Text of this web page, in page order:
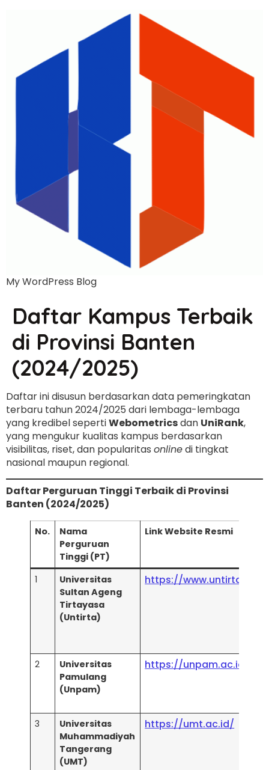
My WordPress Blog
Daftar Kampus Terbaik
di Provinsi Banten
(2024/2025)
Daftar ini disusun berdasarkan data pemeringkatan
terbaru tahun 2024/2025 dari lembaga-lembaga
yang kredibel sepertiWebometricsdan UniRank,
yang mengukur kualitas kampus berdasarkan
visibilitas, riset, dan popularitas onlinedi tingkat
nasional maupun regional.
Daftar Perguruan Tinggi Terbaik di Provinsi
Banten (2024/2025)
No.
Nama
Perguruan
Tinggi (PT)
Link Website Resmi
1
Universitas
Sultan Ageng
Tirtayasa
(Untirta)
https://
2
Universitas
Pamulang
(Unpam)
https://unpam.ac.id/
3
Universitas
Muhammadiyah
Tangerang
(UMT)
https://umt.ac.id/